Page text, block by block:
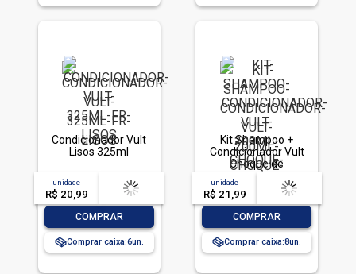
Condicionador Vult
Lisos 325ml
unidade
R$ 20,99
acima de
-- --,--un.
COMPRAR
Comprar caixa:6
Kit Shampoo +
Condicionador Vult
Choque de
Reconstrução 200ml
unidade
R$ 21,99
acima de
-- --,--un.
COMPRAR
Comprar caixa:8